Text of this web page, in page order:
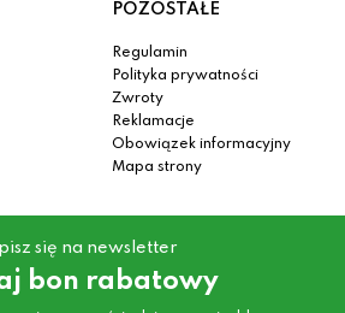
POZOSTAŁE
Regulamin
Polityka prywatności
Zwroty
Reklamacje
Obowiązek informacyjny
Mapa strony
się na newsletter
bon rabatowy